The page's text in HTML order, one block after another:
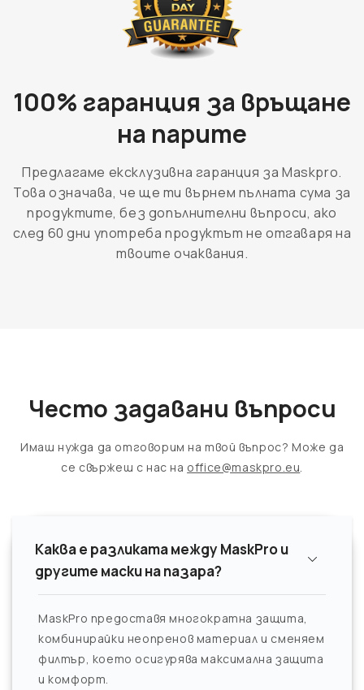
100% гаранция за връщане
на парите
Предлагаме ексклузивна гаранция за Maskpro.
Това означава, че ще ти върнем пълната сума за
продуктите, без допълнителни въпроси, ако
след 60 дни употреба продуктът не отгаваря на
твоите очаквания.
Често задавани въпроси
Имаш нужда да отговорим на твой въпрос? Може да
се свържеш с нас на office@maskpro.eu.
Каква е разликата между MaskPro и
другите маски на пазара?
MaskPro предоставя многократна защита,
комбинирайки неопренов материал и сменяем
филтър, което осигурява максимална защита
и комфорт.